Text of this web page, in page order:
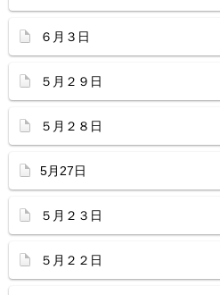
６月３日
５月２９日
５月２８日
5月27日
５月２３日
５月２２日